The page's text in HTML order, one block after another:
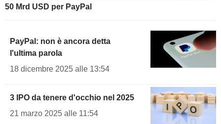
50 Mrd USD per PayPal
PayPal: non è ancora detta
l'ultima parola
18 dicembre 2025 alle 13:54
3 IPO da tenere d'occhio nel 2025
21 marzo 2025 alle 11:54